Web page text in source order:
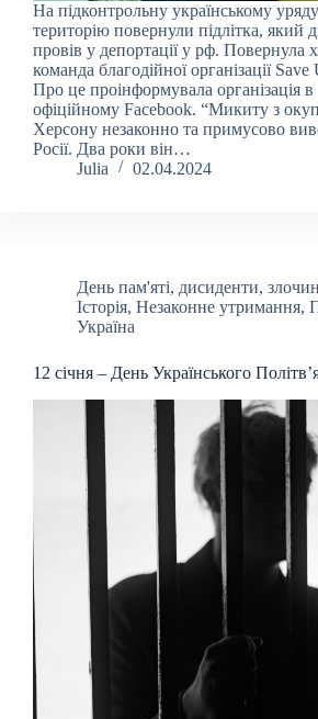
На підконтрольну українському уряду
територію повернули підлітка, який
провів у депортації у рф. Повернула
команда благодійної організації
Про це проінформувала організація в
офіційному Facebook. “Микиту з
Херсону незаконно та примусово
Росії. Два роки він…
Julia
02.04.2024
День пам'яті, дисиденти,
Історія, Незаконне утримання,
Україна
12 січня – День Українського